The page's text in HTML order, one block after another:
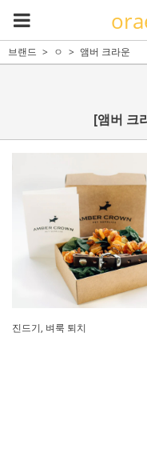
브랜드 ㅇ 앰버 크라운
[앰버 크
진드기, 벼룩 퇴치